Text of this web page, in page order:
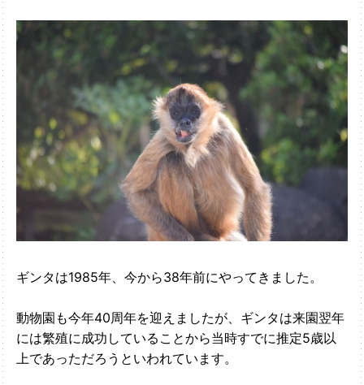
ギンタは1985年、今から38年前にやってきました。
動物園も今年40周年を迎えましたが、ギンタは来園翌年
には繁殖に成功していることから当時すでに推定5歳以
上であっただろうといわれています。